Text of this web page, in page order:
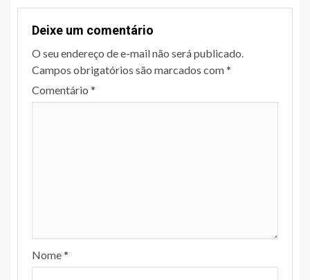
Deixe um comentário
O seu endereço de e-mail não será publicado.
Campos obrigatórios são marcados com*
Comentário *
Nome*